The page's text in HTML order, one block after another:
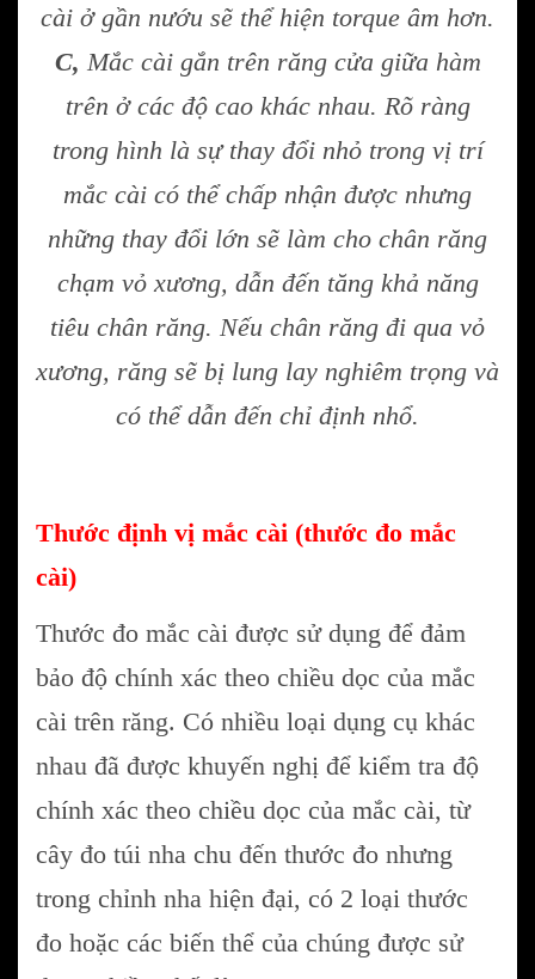
cài ở gần nướu sẽ thể hiện torque âm hơn.
C, Mắc cài gắn trên răng cửa giữa hàm
trên ở các độ cao khác nhau. Rõ ràng
trong hình là sự thay đổi nhỏ trong vị trí
mắc cài có thể chấp nhận được nhưng
những thay đổi lớn sẽ làm cho chân răng
chạm vỏ xương, dẫn đến tăng khả năng
tiêu chân răng. Nếu chân răng đi qua vỏ
xương, răng sẽ bị lung lay nghiêm trọng và
có thể dẫn đến chỉ định nhổ.
Thước định vị mắc cài (thước đo mắc
cài)
Thước đo mắc cài được sử dụng để đảm
bảo độ chính xác theo chiều dọc của mắc
cài trên răng. Có nhiều loại dụng cụ khác
nhau đã được khuyến nghị để kiểm tra độ
chính xác theo chiều dọc của mắc cài, từ
cây đo túi nha chu đến thước đo nhưng
trong chỉnh nha hiện đại, có 2 loại thước
đo hoặc các biến thể của chúng được sử